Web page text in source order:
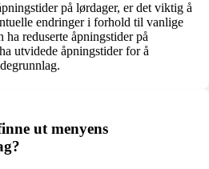
på lørdager, er det viktig å
endringer i forhold til vanlige
ha reduserte åpningstider på
utvidede åpningstider for å
ut menyens